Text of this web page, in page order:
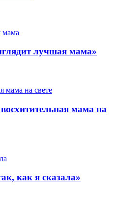
лучшая мама»
мама на
как я сказала»